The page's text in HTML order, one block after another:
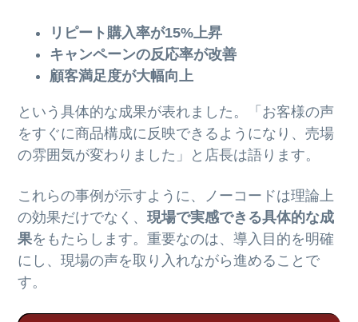
リピート購入率が15%上昇
キャンペーンの反応率が改善
顧客満足度が大幅向上
という具体的な成果が表れました。「お客様の声
をすぐに商品構成に反映できるようになり、売場
の雰囲気が変わりました」と店長は語ります。
これらの事例が示すように、ノーコードは理論上
の効果だけでなく、現場で実感できる具体的な成
果をもたらします。重要なのは、導入目的を明確
にし、現場の声を取り入れながら進めることで
す。